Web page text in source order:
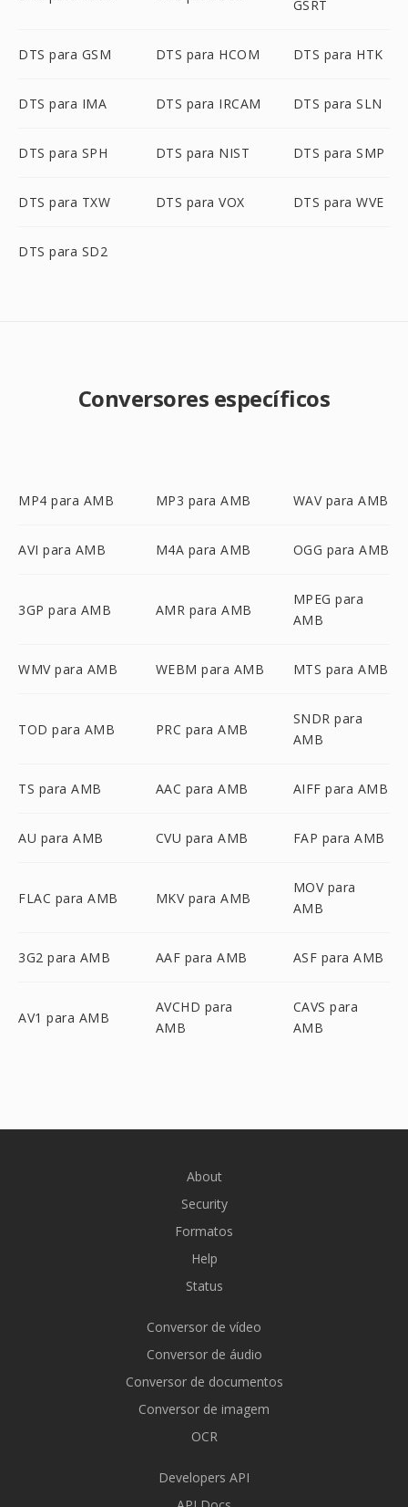
GSRT
DTS para GSM DTS para HCOM DTS para HTK
DTS para IMA DTS para IRCAM DTS para SLN
DTS para SPH DTS para NIST DTS para SMP
DTS para TXW DTS para VOX DTS para WVE
DTS para SD2
Conversores específicos
MP4 para AMB MP3 para AMB WAV para AMB
AVI para AMB M4A para AMB OGG para AMB
3GP para AMB AMR para AMB
MPEG para
AMB
WMV para AMB WEBM para AMB MTS para AMB
TOD para AMB PRC para AMB
SNDR para
AMB
TS para AMB AAC para AMB AIFF para AMB
AU para AMB CVU para AMB FAP para AMB
FLAC para AMB MKV para AMB
MOV para
AMB
3G2 para AMB AAF para AMB ASF para AMB
AV1 para AMB
AVCHD para
AMB
CAVS para
AMB
About
Security
Formatos
Help
Status
Conversor de vídeo
Conversor de áudio
Conversor de documentos
Conversor de imagem
OCR
Developers API